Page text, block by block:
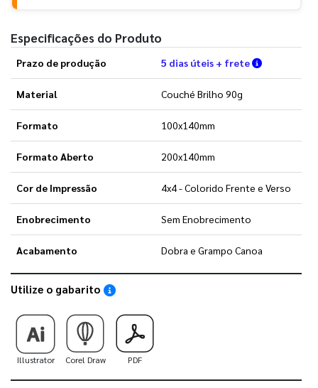
Especificações do Produto
Prazo de produção 5 dias úteis + frete Verifique
Material Couché Brilho 90g
Formato 100x140mm
Formato Aberto 200x140mm
Cor de Impressão 4x4 - Colorido Frente e Verso
Enobrecimento Sem Enobrecimento
Acabamento Dobra e Grampo Canoa
Utilize o gabarito Saiba como utilizar os nossos gabaritos
Illustrator Corel Draw PDF